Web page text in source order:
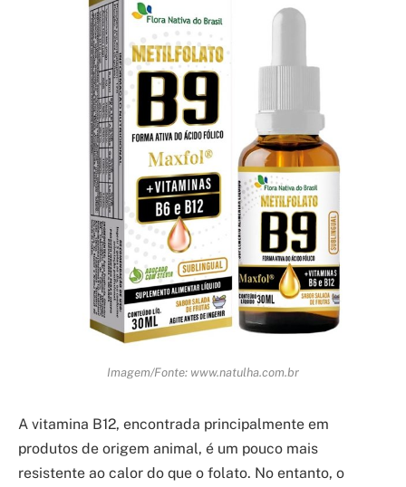
Imagem/Fonte: www.natulha.com.br
A vitamina B12, encontrada principalmente em
produtos de origem animal, é um pouco mais
resistente ao calor do que o folato. No entanto, o